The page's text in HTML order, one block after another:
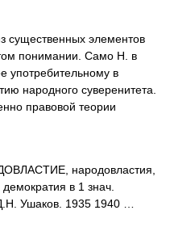
существенных элементов
понимании. Само Н. в
употребительному в
народного суверенитета.
правовой теории
народовластия,
в 1 знач.
Ушаков. 1935 1940 …